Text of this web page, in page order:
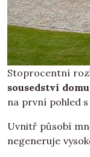
Stoprocentní
sousedství
na první pohled
Uvnitř působí
negeneruje